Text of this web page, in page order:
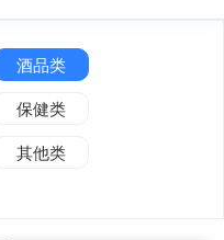
酒品类
保健类
其他类